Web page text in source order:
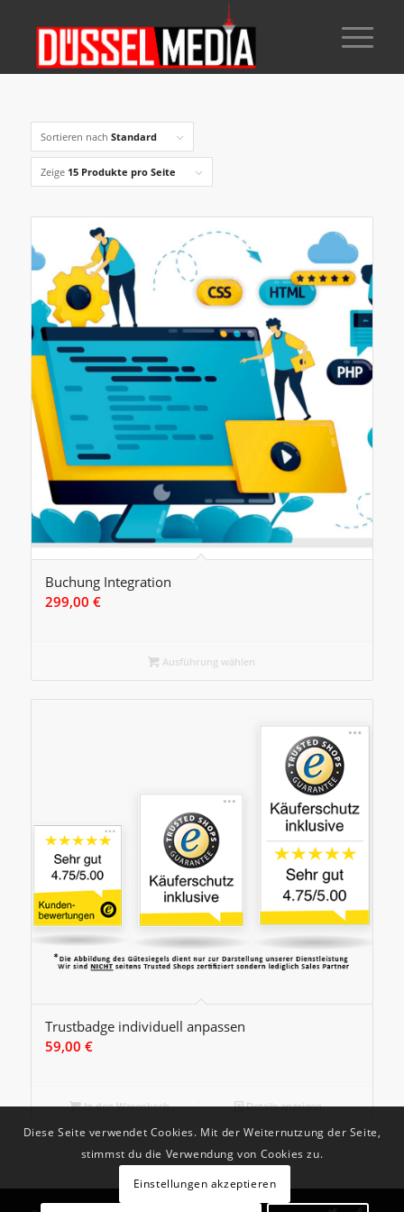
Sortieren nach Standard
Zeige 15 Produkte pro Seite
Buchung Integration
299,00 €
Ausführung wählen
Trustbadge individuell anpassen
59,00 €
In den Warenkorb Details anzeigen
Diese Seite verwendet Cookies. Mit der Weiternutzung der Seite,
stimmst du die Verwendung von Cookies zu.
Einstellungen akzeptieren